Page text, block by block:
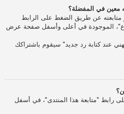
معين في المفضلة؟
عن طريق الضغط على الرابط
الموجودة في أعلى وأسفل صفحة عرض
عند كتابة رد جديد" سيقوم باشتراكك
رابط "متابعة هذا المنتدى"، في أسفل